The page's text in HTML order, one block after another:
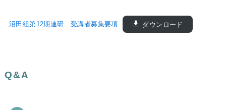
沼田組第12期連研 受講者募集要項 ダウンロード
Q&A